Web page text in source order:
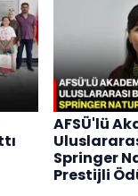
AFSÜ'lü
Springer
Prestijli